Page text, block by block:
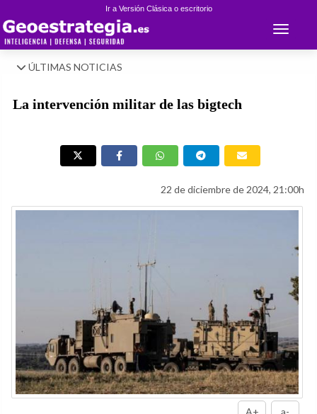
Ir a Versión Clásica o escritorio
Toggle
ÚLTIMAS NOTICIAS
La intervención militar de las bigtech
22 de diciembre de 2024, 21:00h
A+ a-